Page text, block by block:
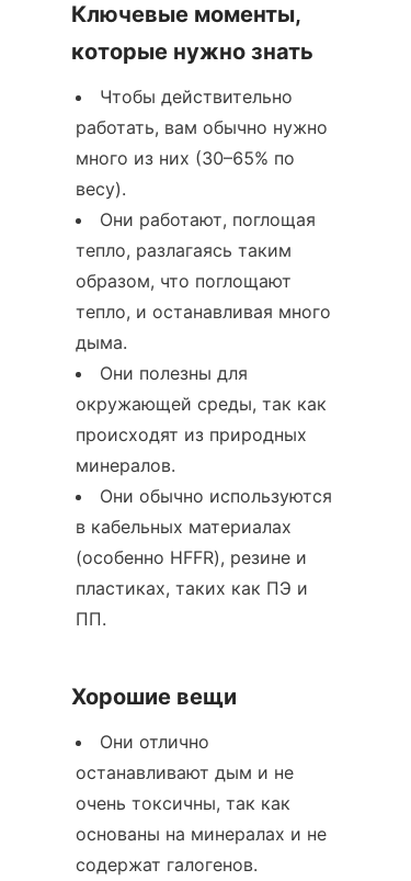
Ключевые моменты,
которые нужно знать
Чтобы действительно
работать, вам обычно нужно
много из них (30–65% по
весу).
Они работают, поглощая
тепло, разлагаясь таким
образом, что поглощают
тепло, и останавливая много
дыма.
Они полезны для
окружающей среды, так как
происходят из природных
минералов.
Они обычно используются
в кабельных материалах
(особенно HFFR), резине и
пластиках, таких как ПЭ и
ПП.
Хорошие вещи
Они отлично
останавливают дым и не
очень токсичны, так как
основаны на минералах и не
содержат галогенов.